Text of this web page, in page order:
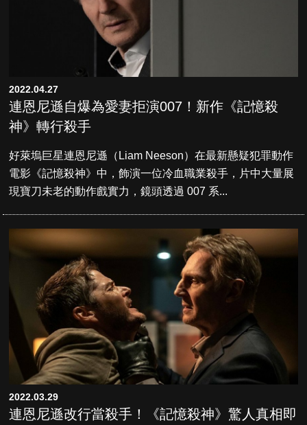
2022.04.27
連恩尼遜自爆為愛妻拒演007！新作《記憶殺
神》轉行殺手
好萊塢巨星連恩尼遜（Liam Neeson）在最新懸疑犯罪動作
電影《記憶殺神》中，飾演一位冷血職業殺手，片中大量展
現寶刀未老的動作戲實力，鏡頭透過 007 系...
2022.03.29
連恩尼遜改行當殺手！《記憶殺神》驚人真相即